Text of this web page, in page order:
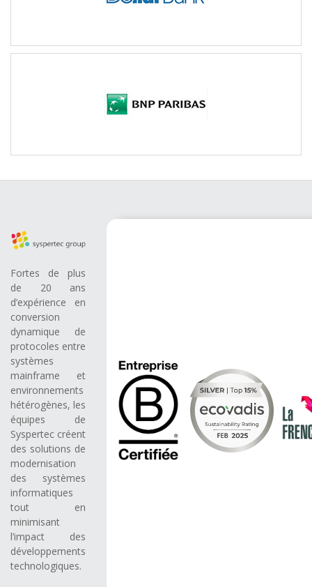
Fortes de plus
de 20 ans
d’expérience en
conversion
dynamique de
protocoles entre
systèmes
mainframe et
environnements
hétérogènes, les
équipes de
Syspertec créent
des solutions de
modernisation
des systèmes
informatiques
tout en
minimisant
l’impact des
développements
technologiques.